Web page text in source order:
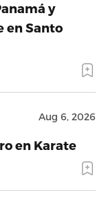
y
en Santo
Aug 6, 2026
en Karate